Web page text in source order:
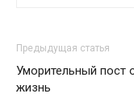
Предыдущая статья
Уморительный пост
жизнь